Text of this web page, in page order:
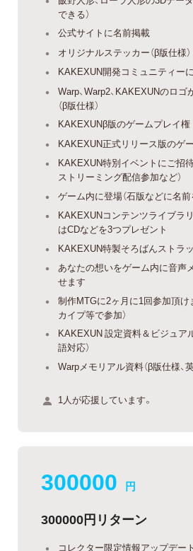
できる）
公式サイトに名前掲載
オリジナルステッカー（β版仕様）
KAKEXUN開発コミュニティー
Warp、Warp2、KAKEXUNのロ
（β版仕様）
KAKEXUNβ版のゲームプレイ権
KAKEXUN正式リリース版のゲ
KAKEXUN特別イベントにご招
ストリーミング配信参加など）
ゲーム内に登場（石版などに名前
KAKEXUNコンテンツライブラ
はCDなどを3つプレゼント
KAKEXUN特製そろばんストラ
あなたの想いをゲーム内に音声
せます
制作MTGに2ヶ月に1回参加頂け
カイプ等で参加）
KAKEXUN 設定資料＆ビジュア
語対応）
Warpメモリアル資料（β版仕様、
1人が応援しています。
300000 円
300000円リターン
コレクター限定情報アップデー